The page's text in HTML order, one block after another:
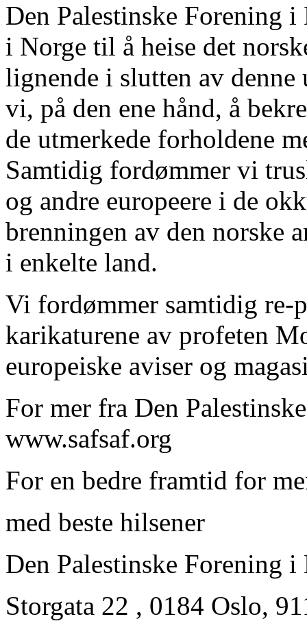
Den Palestinske Forening
i Norge til å heise det
lignende i slutten av denne
vi, på den ene hånd, å
de utmerkede forholdene
Samtidig fordømmer vi
og andre europeere i de
brenningen av den norske
i enkelte land.
Vi fordømmer samtidig re-
karikaturene av profeten
europeiske aviser og
For mer fra Den
www.safsaf.org
For en bedre framtid for
med beste hilsener
Den Palestinske Forening i
Storgata 22 , 0184 Oslo,